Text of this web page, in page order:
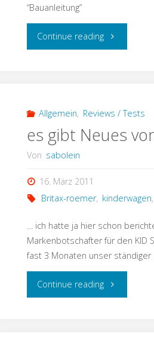
“Bauanleitung”
Continue reading"Schnitzel
Allgemein, Reviews / Tests
es gibt Neues
Von sabolein
16. März 2011
Britax-roemer, kinderwagen,
… ich hatte ja hier schon
Markenbotschafter für den KID
fast 3 Monaten unser ständiger
Continue reading"es